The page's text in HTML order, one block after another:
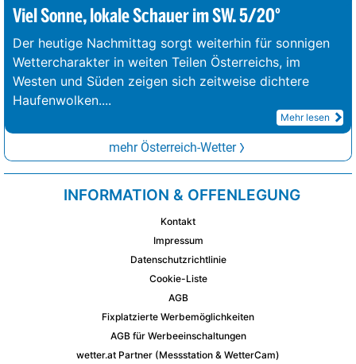
Viel Sonne, lokale Schauer im SW. 5/20°
Der heutige Nachmittag sorgt weiterhin für sonnigen
Wettercharakter in weiten Teilen Österreichs, im
Westen und Süden zeigen sich zeitweise dichtere
Haufenwolken....
Mehr lesen
mehr Österreich-Wetter
INFORMATION & OFFENLEGUNG
Kontakt
Impressum
Datenschutzrichtlinie
Cookie-Liste
AGB
Fixplatzierte Werbemöglichkeiten
AGB für Werbeeinschaltungen
wetter.at Partner (Messstation & WetterCam)